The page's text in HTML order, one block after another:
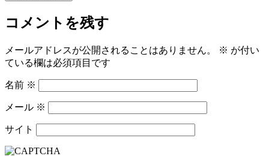
コメントを残す
メールアドレスが公開されることはありません。 ※ が付い
ている欄は必須項目です
名前 ※
メール ※
サイト